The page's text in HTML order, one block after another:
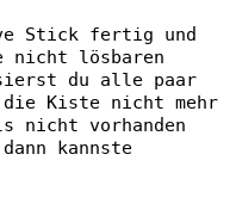
Stick fertig und
nicht lösbaren
du alle paar
Kiste nicht mehr
vorhanden
kannste